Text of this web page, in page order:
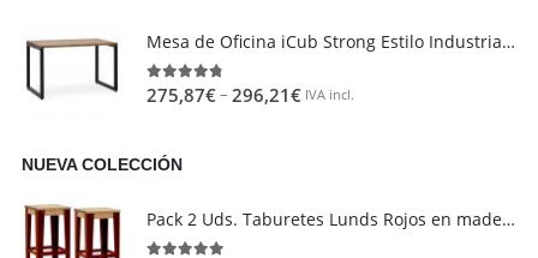
Mesa de Oficina iCub Strong Estilo Industrial Vintage metal en Negro
4.73 out of 5
275,87€– 296,21€ IVA incl.
NUEVA COLECCIÓN
Pack 2 Uds. Taburetes Lunds Rojos en madera maciza de pino acabado vintage estilo industrial Box Furniture
Área de clientes
Mi Cuenta
Mi lista de deseos